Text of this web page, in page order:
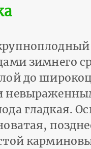
зимнего
до
гладкая.